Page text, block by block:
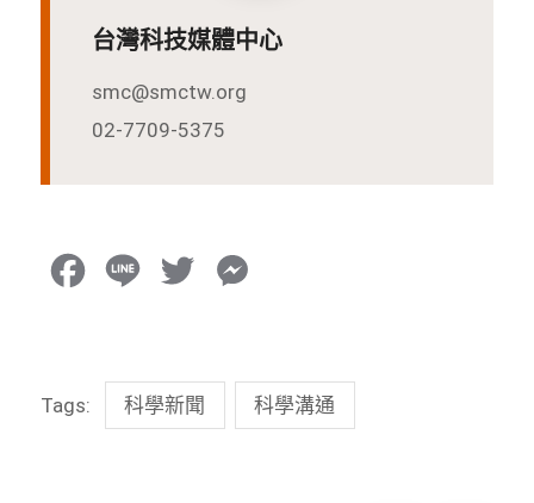
台灣科技媒體中心
smc@smctw.org
02-7709-5375
e
t
s
Tags: 科學新聞 科學溝通